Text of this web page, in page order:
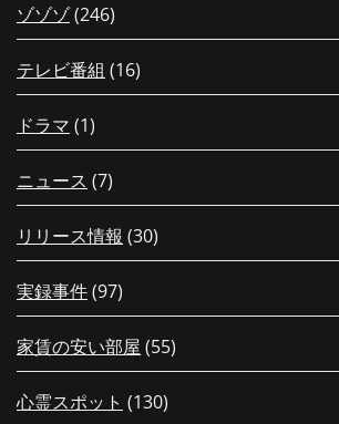
ゾゾゾ(246)
テレビ番組 (16)
ドラマ (1)
ニュース (7)
リリース情報 (30)
実録事件(97)
家賃の安い部屋 (55)
心霊スポット (130)